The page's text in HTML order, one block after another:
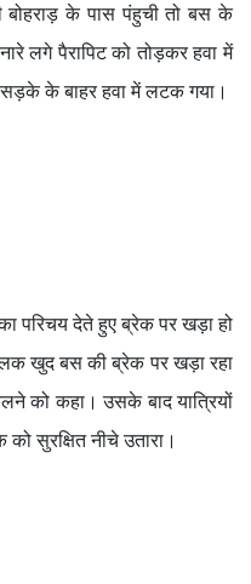
के पास पंहुची तो बस के
लगे पैरापिट को तोड़कर हवा में
के बाहर हवा में लटक गया।
परिचय देते हुए ब्रेक पर खड़ा हो
खुद बस की ब्रेक पर खड़ा रहा
को कहा। उसके बाद यात्रियों
सुरक्षित नीचे उतारा।